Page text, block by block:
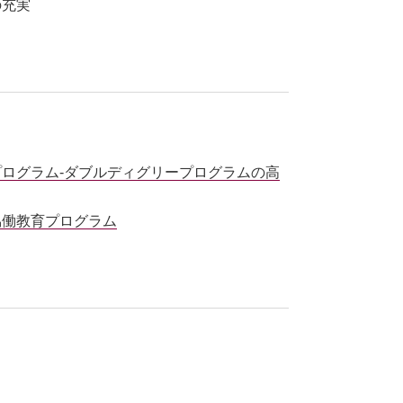
実
グラム-ダブルディグリープログラムの高
教育プログラム